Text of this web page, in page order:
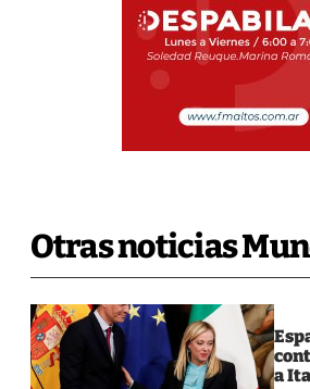
Otras noticias
a